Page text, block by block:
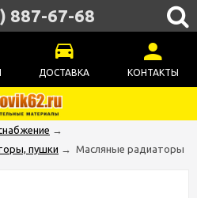
ДОСТАВКА КОНТАКТЫ
887-67-68
→
пушки → Масляные радиаторы